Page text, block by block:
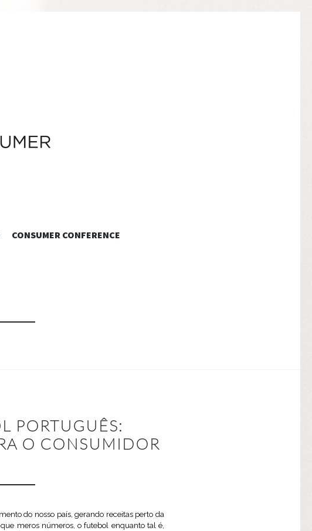
CONSUMER CONFERENCE
PORTUGUÊS:
O CONSUMIDOR
do nosso país, gerando receitas perto da
meros números, o futebol enquanto tal é,